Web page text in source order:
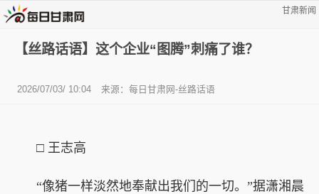
甘肃新闻
【丝路话语】这个企业“图腾”刺痛了谁？
2026/07/03/ 10:04 来源： 每日甘肃网-丝路话语
□ 王志高
“像猪一样淡然地奉献出我们的一切。”据潇湘晨